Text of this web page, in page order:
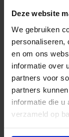
Deze website
We gebruiken
personaliseren,
en om ons
informatie over
partners voor
partners
informatie die u
verzameld op
hebben een
LED railspots
en hebben
100.000
verkrijgbaar
helder wit
mogelijk,
99).